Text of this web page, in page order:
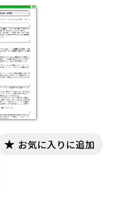
お気に入りに追加